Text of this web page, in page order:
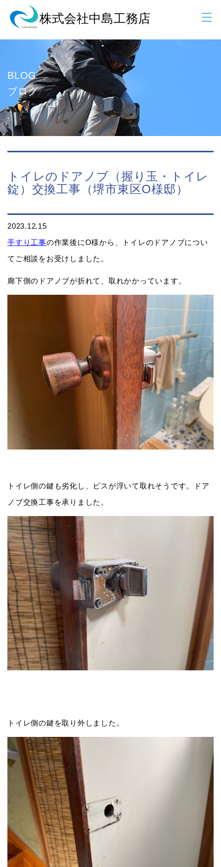
BLOG
ブログ
トイレのドアノブ（握り玉・トイレ
錠）交換工事（堺市東区O様邸）
2023.12.15
手すり工事の作業後にO様から、トイレのドアノブについ
てご相談をお受けしました。
廊下側のドアノブが折れて、取れかかっています。
トイレ側の鍵も劣化し、ビスが浮いて取れそうです。ドア
ノブ交換工事を承りました。
トイレ側の鍵を取り外しました。